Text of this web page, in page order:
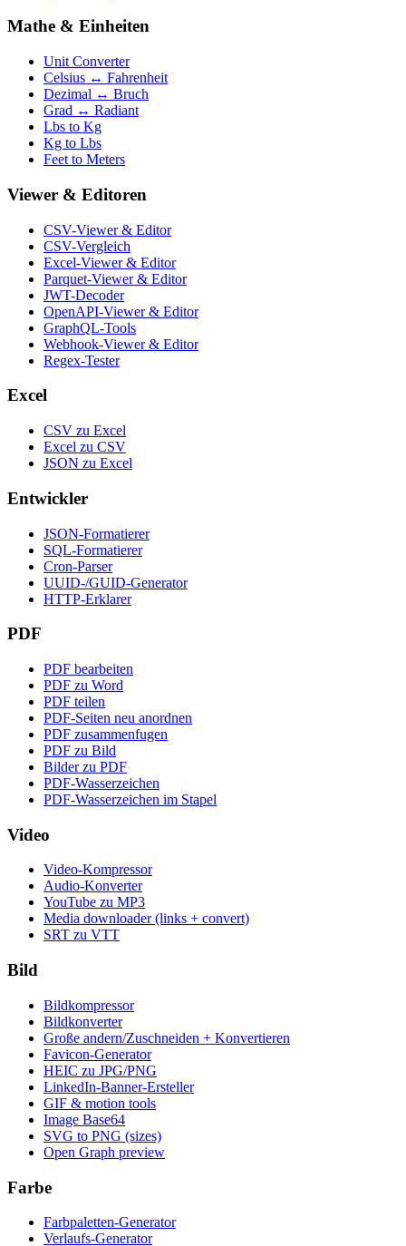
Mathe & Einheiten
Unit Converter
Celsius ↔ Fahrenheit
Dezimal ↔ Bruch
Grad ↔ Radiant
Lbs to Kg
Kg to Lbs
Feet to Meters
Viewer & Editoren
CSV-Viewer & Editor
CSV-Vergleich
Excel-Viewer & Editor
Parquet-Viewer & Editor
JWT-Decoder
OpenAPI-Viewer & Editor
GraphQL-Tools
Webhook-Viewer & Editor
Regex-Tester
Excel
CSV zu Excel
Excel zu CSV
JSON zu Excel
Entwickler
JSON-Formatierer
SQL-Formatierer
Cron-Parser
UUID-/GUID-Generator
HTTP-Erklarer
PDF
PDF bearbeiten
PDF zu Word
PDF teilen
PDF-Seiten neu anordnen
PDF zusammenfugen
PDF zu Bild
Bilder zu PDF
PDF-Wasserzeichen
PDF-Wasserzeichen im Stapel
Video
Video-Kompressor
Audio-Konverter
YouTube zu MP3
Media downloader (links + convert)
SRT zu VTT
Bild
Bildkompressor
Bildkonverter
Große andern/Zuschneiden + Konvertieren
Favicon-Generator
HEIC zu JPG/PNG
LinkedIn-Banner-Ersteller
GIF & motion tools
Image Base64
SVG to PNG (sizes)
Open Graph preview
Farbe
Farbpaletten-Generator
Verlaufs-Generator